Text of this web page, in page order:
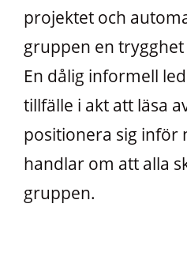
projektet och
gruppen en
En dålig informell
tillfälle i akt att läsa
positionera sig inför
handlar om att alla
gruppen.